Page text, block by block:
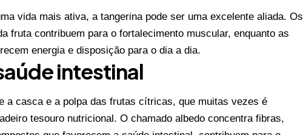
vida mais ativa, a tangerina pode ser uma excelente aliada. Os
fruta contribuem para o fortalecimento muscular, enquanto as
energia e disposição para o dia a dia.
intestinal
a casca e a polpa das frutas cítricas, que muitas vezes é
tesouro nutricional. O chamado albedo concentra fibras,